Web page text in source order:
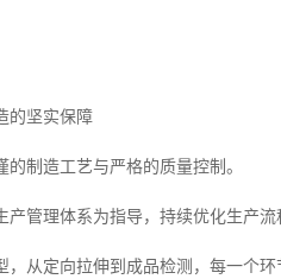
的坚实保障
制造工艺与严格的质量控制。
管理体系为指导，持续优化生产流
，从定向拉伸到成品检测，每一个环